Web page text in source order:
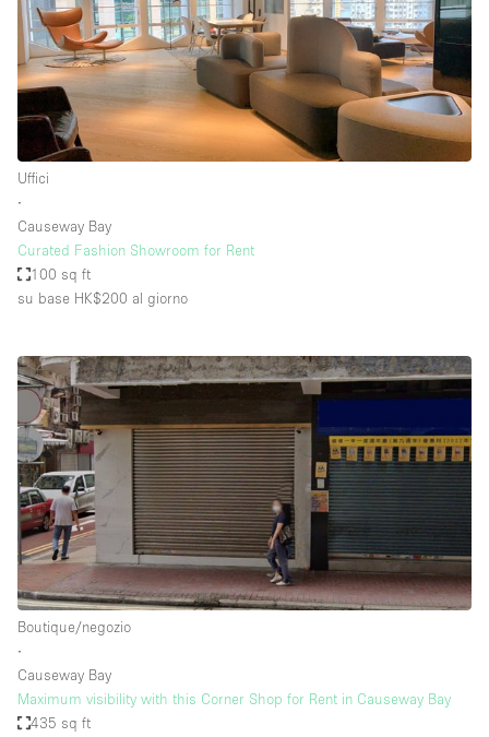
Uffici
∙
Causeway Bay
Curated Fashion Showroom for Rent
100 sq ft
su base HK$200 al giorno
Boutique/negozio
∙
Causeway Bay
Maximum visibility with this Corner Shop for Rent in Causeway Bay
435 sq ft